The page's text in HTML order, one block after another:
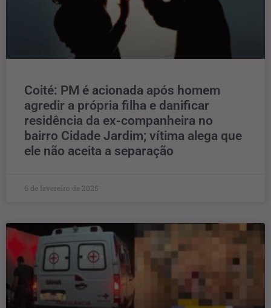
Coité: PM é acionada após homem
agredir a própria filha e danificar
residência da ex-companheira no
bairro Cidade Jardim; vítima alega que
ele não aceita a separação
6 de fevereiro de 2025